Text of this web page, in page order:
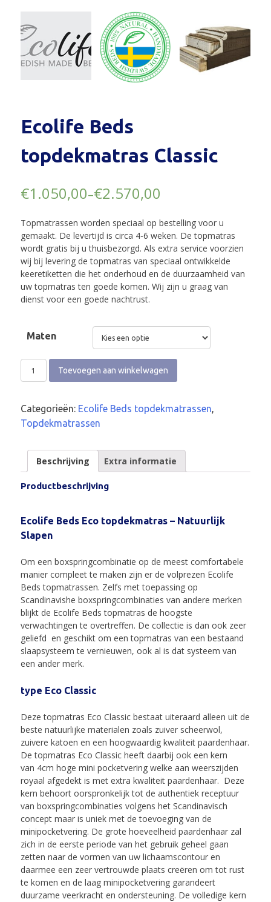
Ecolife Beds
topdekmatras Classic
€1.050,00–€2.570,00
Topmatrassen worden speciaal op bestelling voor u
gemaakt. De levertijd is circa 4-6 weken. De topmatras
wordt gratis bij u thuisbezorgd. Als extra service voorzien
wij bij levering de topmatras van speciaal ontwikkelde
keeretiketten die het onderhoud en de duurzaamheid van
uw topmatras ten goede komen. Wij zijn u graag van
dienst voor een goede nachtrust.
Maten
Toevoegen aan winkelwagen
Categorieën: Ecolife Beds topdekmatrassen,
Topdekmatrassen
Beschrijving Extra informatie
Productbeschrijving
Ecolife Beds Eco topdekmatras – Natuurlijk
Slapen
Om een boxspringcombinatie op de meest comfortabele
manier compleet te maken zijn er de volprezen Ecolife
Beds topmatrassen. Zelfs met toepassing op
Scandinavishe boxspringcombinaties van andere merken
blijkt de Ecolife Beds topmatras de hoogste
verwachtingen te overtreffen. De collectie is dan ook zeer
geliefd en geschikt om een topmatras van een bestaand
slaapsysteem te vernieuwen, ook al is dat systeem van
een ander merk.
type Eco Classic
Deze topmatras Eco Classic bestaat uiteraard alleen uit de
beste natuurlijke materialen zoals zuiver scheerwol,
zuivere katoen en een hoogwaardig kwaliteit paardenhaar.
De topmatras Eco Classic heeft daarbij ook een kern
van 4cm hoge mini pocketvering welke aan weerszijden
royaal afgedekt is met extra kwaliteit paardenhaar. Deze
kern behoort oorspronkelijk tot de authentiek receptuur
van boxspringcombinaties volgens het Scandinavisch
concept maar is uniek met de toevoeging van de
minipocketvering. De grote hoeveelheid paardenhaar zal
zich in de eerste periode van het gebruik geheel gaan
zetten naar de vormen van uw lichaamscontour en
daarmee een zeer vertrouwde plaats creëren om tot rust
te komen en de laag minipocketvering garandeert
duurzame veerkracht en ondersteuning. De volledige kern